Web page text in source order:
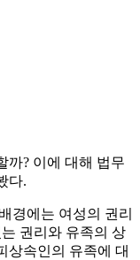
까? 이에 대해 법무
다.
경에는 여성의 권리
권리와 유족의 상
상속인의 유족에 대